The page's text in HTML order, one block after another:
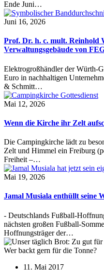
Ende Juni…
Juni 16, 2026
Prof. Dr. h. c. mult. Reinhold
Verwaltungsgebäude von
Elektrogroßhändler der Würth-
Euro in nachhaltigen
& Schmitt…
Mai 12, 2026
Wenn die Kirche ihr Zelt
Die Campingkirche lädt zu
Zelt und Himmel ein Freiburg
Freiheit –…
Mai 19, 2026
Jamal Musiala enthüllt seine
- Deutschlands Fußball-
nächsten großen Fußball-
Hoffnungsträger der…
Wer backt gern für die Tonne?
11. Mai 2017